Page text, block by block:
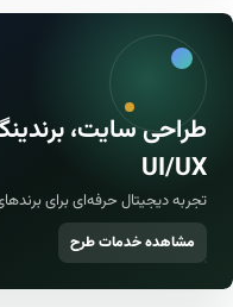
طراحی سایت،
UI/UX
تجربه دیجیتال حرفه‌ای برای
مشاهده خدمات طرح